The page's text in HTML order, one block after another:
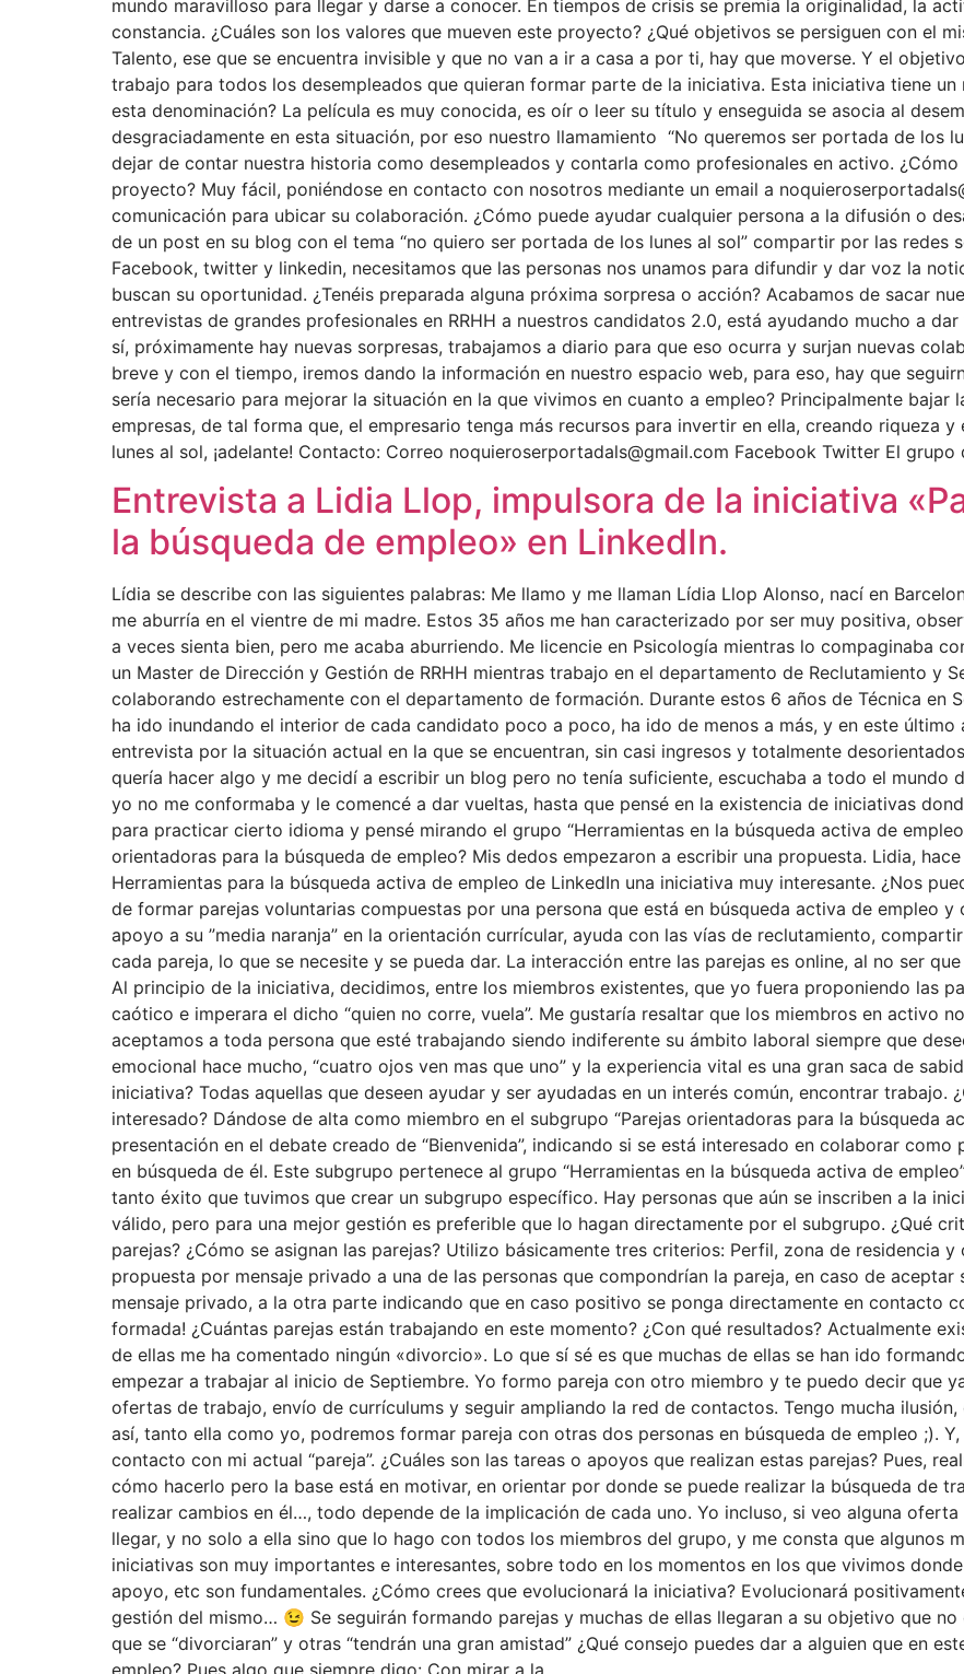
mundo maravilloso para llegar y darse a conocer. En tiempos de crisis se premia la originalidad, la
constancia. ¿Cuáles son los valores que mueven este proyecto? ¿Qué objetivos se persiguen con el
Talento, ese que se encuentra invisible y que no van a ir a casa a por ti, hay que moverse. Y el
trabajo para todos los desempleados que quieran formar parte de la iniciativa. Esta iniciativa tiene
esta denominación? La película es muy conocida, es oír o leer su título y enseguida se asocia al
desgraciadamente en esta situación, por eso nuestro llamamiento “No queremos ser portada de los
dejar de contar nuestra historia como desempleados y contarla como profesionales en activo.
proyecto? Muy fácil, poniéndose en contacto con nosotros mediante un email a
comunicación para ubicar su colaboración. ¿Cómo puede ayudar cualquier persona a la difusión o
de un post en su blog con el tema “no quiero ser portada de los lunes al sol” compartir por las redes
Facebook, twitter y linkedin, necesitamos que las personas nos unamos para difundir y dar voz la
buscan su oportunidad. ¿Tenéis preparada alguna próxima sorpresa o acción? Acabamos de sacar
entrevistas de grandes profesionales en RRHH a nuestros candidatos 2.0, está ayudando mucho a
sí, próximamente hay nuevas sorpresas, trabajamos a diario para que eso ocurra y surjan nuevas
breve y con el tiempo, iremos dando la información en nuestro espacio web, para eso, hay que
sería necesario para mejorar la situación en la que vivimos en cuanto a empleo? Principalmente bajar
empresas, de tal forma que, el empresario tenga más recursos para invertir en ella, creando riqueza
lunes al sol, ¡adelante! Contacto: Correo noquieroserportadals@gmail.com Facebook Twitter El grupo
Entrevista a Lidia Llop, impulsora de la iniciativa
la búsqueda de empleo» en LinkedIn.
Lídia se describe con las siguientes palabras: Me llamo y me llaman Lídia Llop Alonso, nací en
me aburría en el vientre de mi madre. Estos 35 años me han caracterizado por ser muy positiva,
a veces sienta bien, pero me acaba aburriendo. Me licencie en Psicología mientras lo compaginaba
un Master de Dirección y Gestión de RRHH mientras trabajo en el departamento de Reclutamiento y
colaborando estrechamente con el departamento de formación. Durante estos 6 años de Técnica en
ha ido inundando el interior de cada candidato poco a poco, ha ido de menos a más, y en este
entrevista por la situación actual en la que se encuentran, sin casi ingresos y totalmente
quería hacer algo y me decidí a escribir un blog pero no tenía suficiente, escuchaba a todo el mundo
yo no me conformaba y le comencé a dar vueltas, hasta que pensé en la existencia de iniciativas
para practicar cierto idioma y pensé mirando el grupo “Herramientas en la búsqueda activa de
orientadoras para la búsqueda de empleo? Mis dedos empezaron a escribir una propuesta. Lidia,
Herramientas para la búsqueda activa de empleo de LinkedIn una iniciativa muy interesante. ¿Nos
de formar parejas voluntarias compuestas por una persona que está en búsqueda activa de empleo
apoyo a su ”media naranja” en la orientación currícular, ayuda con las vías de reclutamiento,
cada pareja, lo que se necesite y se pueda dar. La interacción entre las parejas es online, al no ser
Al principio de la iniciativa, decidimos, entre los miembros existentes, que yo fuera proponiendo las
caótico e imperara el dicho “quien no corre, vuela”. Me gustaría resaltar que los miembros en activo
aceptamos a toda persona que esté trabajando siendo indiferente su ámbito laboral siempre que
emocional hace mucho, “cuatro ojos ven mas que uno” y la experiencia vital es una gran saca de
iniciativa? Todas aquellas que deseen ayudar y ser ayudadas en un interés común, encontrar trabajo.
interesado? Dándose de alta como miembro en el subgrupo “Parejas orientadoras para la búsqueda
presentación en el debate creado de “Bienvenida”, indicando si se está interesado en colaborar
en búsqueda de él. Este subgrupo pertenece al grupo “Herramientas en la búsqueda activa de
tanto éxito que tuvimos que crear un subgrupo específico. Hay personas que aún se inscriben a la
válido, pero para una mejor gestión es preferible que lo hagan directamente por el subgrupo. ¿Qué
parejas? ¿Cómo se asignan las parejas? Utilizo básicamente tres criterios: Perfil, zona de residencia y
propuesta por mensaje privado a una de las personas que compondrían la pareja, en caso de
mensaje privado, a la otra parte indicando que en caso positivo se ponga directamente en contacto
formada! ¿Cuántas parejas están trabajando en este momento? ¿Con qué resultados? Actualmente
de ellas me ha comentado ningún «divorcio». Lo que sí sé es que muchas de ellas se han ido
empezar a trabajar al inicio de Septiembre. Yo formo pareja con otro miembro y te puedo decir que
ofertas de trabajo, envío de currículums y seguir ampliando la red de contactos. Tengo mucha
así, tanto ella como yo, podremos formar pareja con otras dos personas en búsqueda de empleo ;).
contacto con mi actual “pareja”. ¿Cuáles son las tareas o apoyos que realizan estas parejas? Pues,
cómo hacerlo pero la base está en motivar, en orientar por donde se puede realizar la búsqueda de
realizar cambios en él…, todo depende de la implicación de cada uno. Yo incluso, si veo alguna
llegar, y no solo a ella sino que lo hago con todos los miembros del grupo, y me consta que algunos
iniciativas son muy importantes e interesantes, sobre todo en los momentos en los que vivimos
apoyo, etc son fundamentales. ¿Cómo crees que evolucionará la iniciativa? Evolucionará
gestión del mismo… 😉 Se seguirán formando parejas y muchas de ellas llegaran a su objetivo que
que se “divorciaran” y otras “tendrán una gran amistad” ¿Qué consejo puedes dar a alguien que en